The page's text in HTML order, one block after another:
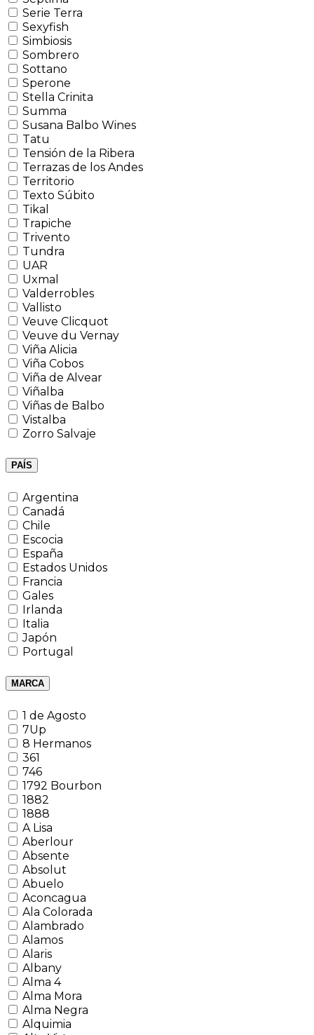
Serie Terra
Sexyfish
Simbiosis
Sombrero
Sottano
Sperone
Stella Crinita
Summa
Susana Balbo Wines
Tatu
Tensión de la Ribera
Terrazas de los Andes
Territorio
Texto Súbito
Tikal
Trapiche
Trivento
Tundra
UAR
Uxmal
Valderrobles
Vallisto
Veuve Clicquot
Veuve du Vernay
Viña Alicia
Viña Cobos
Viña de Alvear
Viñalba
Viñas de Balbo
Vistalba
Zorro Salvaje
PAÍS
Argentina
Canadá
Chile
Escocia
España
Estados Unidos
Francia
Gales
Irlanda
Italia
Japón
Portugal
MARCA
1 de Agosto
7Up
8 Hermanos
361
746
1792 Bourbon
1882
1888
A Lisa
Aberlour
Absente
Absolut
Abuelo
Aconcagua
Ala Colorada
Alambrado
Alamos
Alaris
Albany
Alma 4
Alma Mora
Alma Negra
Alquimia